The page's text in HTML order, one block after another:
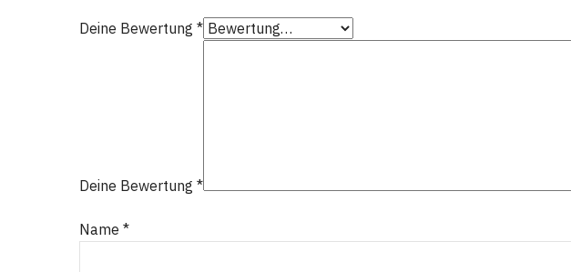
Deine Bewertung *
Deine Bewertung *
Name *